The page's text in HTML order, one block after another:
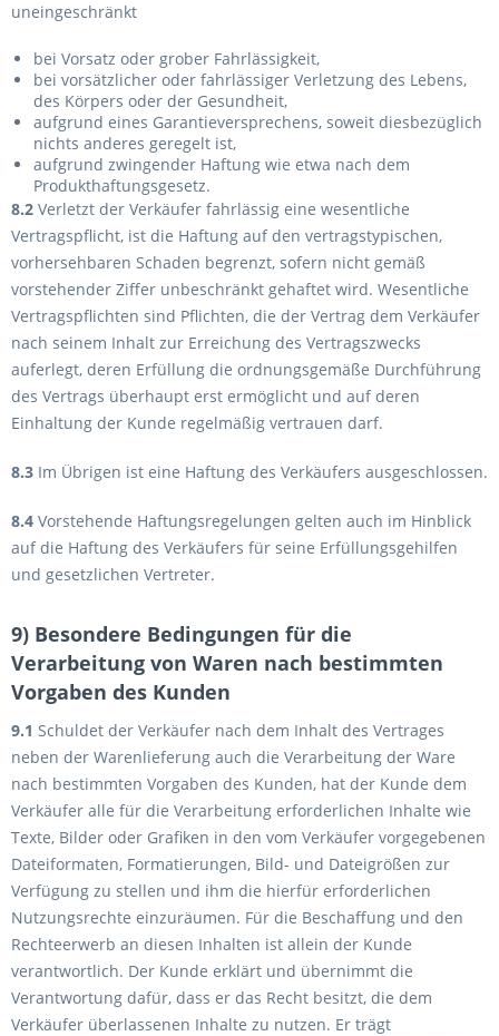
uneingeschränkt
bei Vorsatz oder grober Fahrlässigkeit,
bei vorsätzlicher oder fahrlässiger Verletzung des Lebens,
des Körpers oder der Gesundheit,
aufgrund eines Garantieversprechens, soweit diesbezüglich
nichts anderes geregelt ist,
aufgrund zwingender Haftung wie etwa nach dem
Produkthaftungsgesetz.
8.2 Verletzt der Verkäufer fahrlässig eine wesentliche
Vertragspflicht, ist die Haftung auf den vertragstypischen,
vorhersehbaren Schaden begrenzt, sofern nicht gemäß
vorstehender Ziffer unbeschränkt gehaftet wird. Wesentliche
Vertragspflichten sind Pflichten, die der Vertrag dem Verkäufer
nach seinem Inhalt zur Erreichung des Vertragszwecks
auferlegt, deren Erfüllung die ordnungsgemäße Durchführung
des Vertrags überhaupt erst ermöglicht und auf deren
Einhaltung der Kunde regelmäßig vertrauen darf.
8.3 Im Übrigen ist eine Haftung des Verkäufers ausgeschlossen.
8.4 Vorstehende Haftungsregelungen gelten auch im Hinblick
auf die Haftung des Verkäufers für seine Erfüllungsgehilfen
und gesetzlichen Vertreter.
9) Besondere Bedingungen für die
Verarbeitung von Waren nach bestimmten
Vorgaben des Kunden
9.1 Schuldet der Verkäufer nach dem Inhalt des Vertrages
neben der Warenlieferung auch die Verarbeitung der Ware
nach bestimmten Vorgaben des Kunden, hat der Kunde dem
Verkäufer alle für die Verarbeitung erforderlichen Inhalte wie
Texte, Bilder oder Grafiken in den vom Verkäufer vorgegebenen
Dateiformaten, Formatierungen, Bild- und Dateigrößen zur
Verfügung zu stellen und ihm die hierfür erforderlichen
Nutzungsrechte einzuräumen. Für die Beschaffung und den
Rechteerwerb an diesen Inhalten ist allein der Kunde
verantwortlich. Der Kunde erklärt und übernimmt die
Verantwortung dafür, dass er das Recht besitzt, die dem
Verkäufer überlassenen Inhalte zu nutzen. Er trägt